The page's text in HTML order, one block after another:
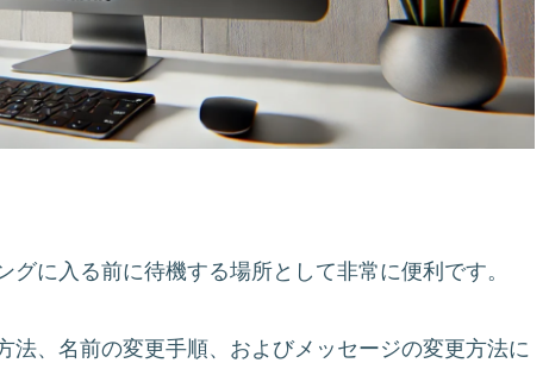
に入る前に待機する場所として非常に便利です。
法、名前の変更手順、およびメッセージの変更方法に